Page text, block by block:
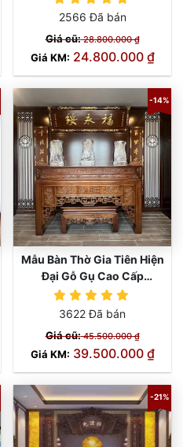
2566 Đã bán
Giá cũ:28.800.000 ₫
Giá KM: 24.800.000 ₫
-14%
Mẫu Bàn Thờ Gia Tiên Hiện
Đại Gỗ Gụ Cao Cấp
BTD2251
3622 Đã bán
Giá cũ:45.500.000 ₫
Giá KM: 39.500.000 ₫
-21%